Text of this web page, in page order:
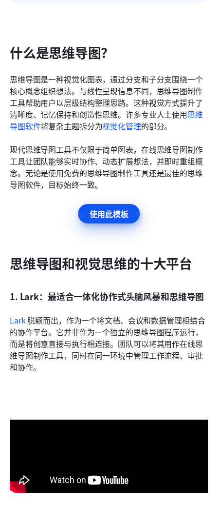
什么是思维导图？
思维导图是一种视觉化图表，通过分支和子分支围绕一个
核心概念组织想法。与线性呈现信息不同，思维导图制作
工具帮助用户以层级结构整理思路。这种视觉方式提升了
清晰度、记忆保持和创造性思维。许多专业人士使用思维
导图软件将复杂主题拆分为视觉化管理的部分。
现代思维导图工具不仅限于简单图表。在线思维导图制作
工具让团队能够实时协作、动态扩展想法，并即时重组概
念。无论是使用免费的思维导图制作工具还是最佳的思维
导图软件，目标始终一致。
使用此模板
思维导图和视觉思维的十大平台
1. Lark：最适合一体化协作式头脑风暴和思维导图
Lark 脱颖而出，作为一个将文档、会议和数据管理相结合
的协作平台。它并非作为一个独立的思维导图程序运行，
而是将创意直接与执行相连接。团队可以将其用作在线思
维导图制作工具，同时在同一环境中管理工作流程、审批
和协作。